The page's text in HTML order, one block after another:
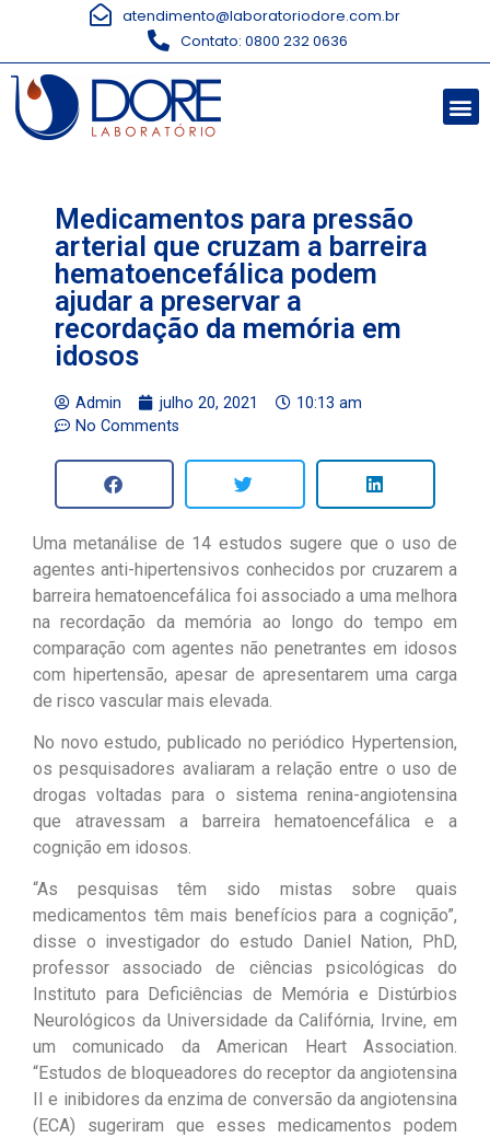
atendimento@laboratoriodore.com.br
Contato: 0800 232 0636
Medicamentos para pressão
arterial que cruzam a barreira
hematoencefálica podem
ajudar a preservar a
recordação da memória em
idosos
Admin julho 20, 2021
10:13 am
No Comments
Uma metanálise de 14 estudos sugere que o uso de
agentes anti-hipertensivos conhecidos por cruzarem a
barreira hematoencefálica foi associado a uma melhora
na recordação da memória ao longo do tempo em
comparação com agentes não penetrantes em idosos
com hipertensão, apesar de apresentarem uma carga
de risco vascular mais elevada.
No novo estudo, publicado no periódico Hypertension,
os pesquisadores avaliaram a relação entre o uso de
drogas voltadas para o sistema renina-angiotensina
que atravessam a barreira hematoencefálica e a
cognição em idosos.
“As pesquisas têm sido mistas sobre quais
medicamentos têm mais benefícios para a cognição”,
disse o investigador do estudo Daniel Nation, PhD,
professor associado de ciências psicológicas do
Instituto para Deficiências de Memória e Distúrbios
Neurológicos da Universidade da Califórnia, Irvine, em
um comunicado da American Heart Association.
“Estudos de bloqueadores do receptor da angiotensina
II e inibidores da enzima de conversão da angiotensina
(ECA) sugeriram que esses medicamentos podem